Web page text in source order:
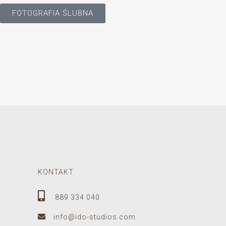
FOTOGRAFIA ŚLUBNA
KONTAKT
889 334 040
info@ido-studios.com